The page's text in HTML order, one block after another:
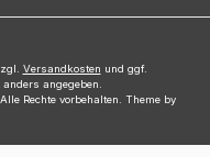
Versandkosten und ggf.
angegeben.
Rechte vorbehalten. Theme by